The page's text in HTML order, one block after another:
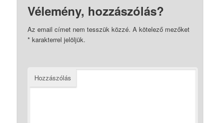
Vélemény, hozzászólás?
Az email címet nem tesszük közzé. A kötelező mezőket
* karakterrel jelöljük.
Hozzászólás